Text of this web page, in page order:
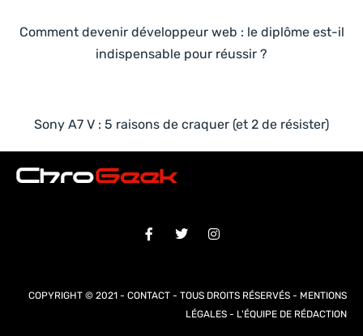
Comment devenir développeur web : le diplôme est-il
indispensable pour réussir ?
Sony A7 V : 5 raisons de craquer (et 2 de résister)
COPYRIGHT © 2021 - CONTACT - TOUS DROITS RÉSERVÉS - MENTIONS
LÉGALES - L'ÉQUIPE DE RÉDACTION